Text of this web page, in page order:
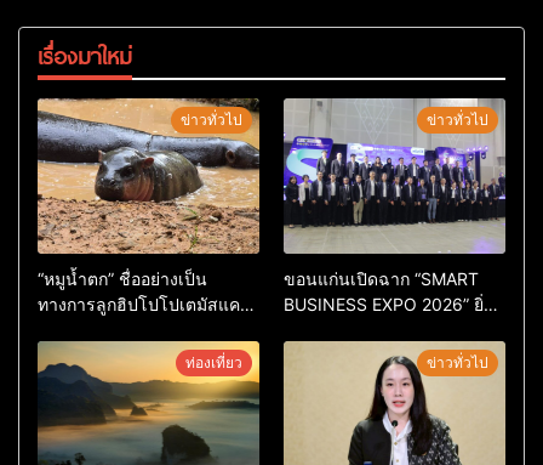
เรื่องมาใหม่
ข่าวทั่วไป
“หมูน้ำตก” ชื่ออย่างเป็น
ทางการลูกฮิปโปโปเตมัสแคระ
หลังผู้ร่วมกิจกรรมร่วมโหวต
ชนะกว่า 10,000 คะแนน
ข่าวทั่วไป
ขอนแก่นเปิดฉาก “SMART
BUSINESS EXPO 2026” ยิ่ง
ยกระดับเศรษฐกิจดิจิทัลอีสาน
ท่องเที่ยว ข่าวทั่วไป